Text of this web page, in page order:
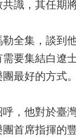
識，其任期
全集，談到
要集結白遼
最好的方式。
，他對於臺
首席指揮的